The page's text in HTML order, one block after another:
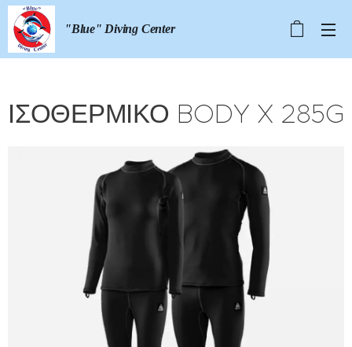
"Blue" Diving Center
ΙΣΟΘΕΡΜΙΚΟ BODY X 285G